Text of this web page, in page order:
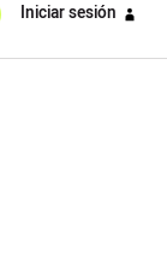
Iniciar sesión